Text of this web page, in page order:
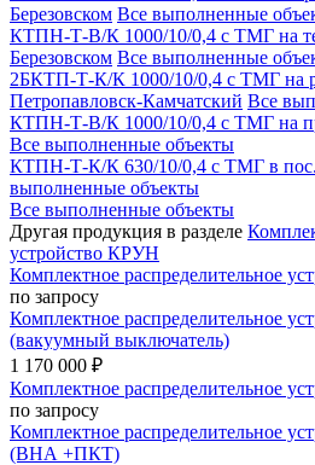
Березовском Все выполненные
КТПН-Т-В/К 1000/10/0,4 с ТМГ на
Березовском Все выполненные
2БКТП-Т-К/К 1000/10/0,4 с ТМГ на
Петропавловск-Камчатский Все
КТПН-Т-В/К 1000/10/0,4 с ТМГ на
Все выполненные объекты
КТПН-Т-К/К 630/10/0,4 с ТМГ в
выполненные объекты
Все выполненные объекты
Другая продукция в разделе
устройство КРУН
Комплектное распределительное
по запросу
Комплектное распределительное
(вакуумный выключатель)
1 170 000 ₽
Комплектное распределительное
по запросу
Комплектное распределительное
(ВНА +ПКТ)